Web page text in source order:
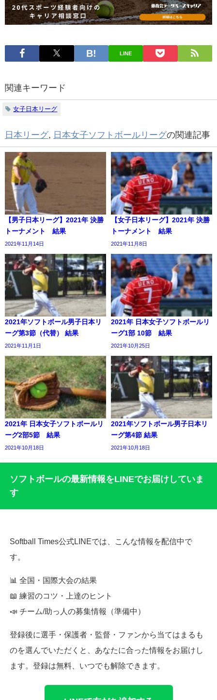
LINE
関連キーワード
女子日本リーグ
日本リーグ, 日本女子ソフトボールリーグの関連記事
【男子日本リーグ】2021年 決勝
トーナメント 結果
2021年11月14日
【女子日本リーグ】2021年 決勝
トーナメント 結果
2021年11月8日
2021年ソフトボール男子日本リ
ーグ第3節（代替） 結果
2021年11月1日
2021年 日本女子ソフトボールリ
ーグ1部 10節 結果
2021年10月25日
2021年 日本女子ソフトボールリ
ーグ2部5節 結果
2021年10月18日
2021年ソフトボール男子日本リ
ーグ第4節 結果
2021年10月18日
ソフトボールの最新情報をLINEでお届けしていま
す
Softball Times公式LINEでは、こんな情報を配信中で
す。
📊 全国・国際大会の結果
📖 練習のコツ・上達のヒント
📣 チーム/助っ人の募集情報（準備中）
登録後に選手・保護者・監督・ファンから当てはまるも
のを選んでいただくと、あなたに合った情報をお届けし
ます。登録は無料、いつでも解除できます。